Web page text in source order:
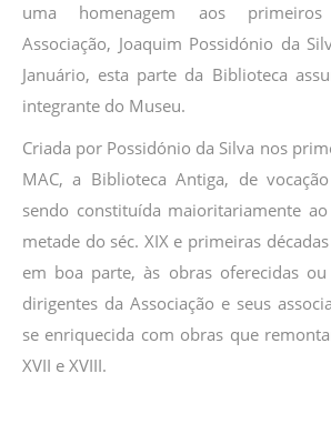
uma homenagem aos
Associação, Joaquim Possidónio da
Januário, esta parte da Biblioteca
integrante do Museu.
Criada por Possidónio da Silva nos
MAC, a Biblioteca Antiga, de
sendo constituída maioritariamente
metade do séc. XIX e primeiras
em boa parte, às obras oferecidas
dirigentes da Associação e seus
se enriquecida com obras que
XVII e XVIII.